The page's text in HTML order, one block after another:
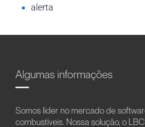
alerta
Algumas informações
Somos líder no mercado de
combustíveis. Nossa solução, o